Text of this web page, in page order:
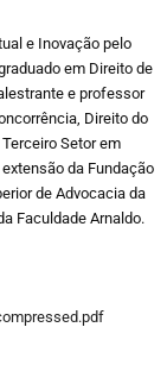
e Inovação pelo
em Direito de
e professor
Direito do
Setor em
da Fundação
de Advocacia da
Faculdade Arnaldo.